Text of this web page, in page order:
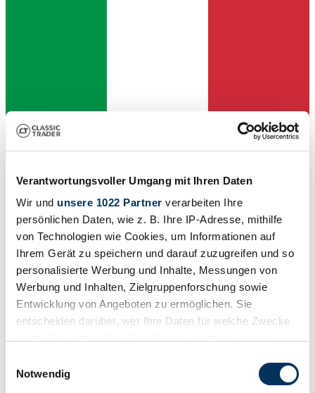
Verantwortungsvoller Umgang mit Ihren Daten
Wir und unsere 1022 Partner verarbeiten Ihre
persönlichen Daten, wie z. B. Ihre IP-Adresse, mithilfe
von Technologien wie Cookies, um Informationen auf
Ihrem Gerät zu speichern und darauf zuzugreifen und so
personalisierte Werbung und Inhalte, Messungen von
Werbung und Inhalten, Zielgruppenforschung sowie
Entwicklung von Angeboten zu ermöglichen. Sie
entscheiden darüber, wer Ihre Daten für welche Zwecke
Trigger Symbol ändern oder widerrufen
Notwendig
Händler
Bauart
Roller/Scooter
Tachostand (abgelesen)
100 km
Leistung (kW/PS)
3 / 4